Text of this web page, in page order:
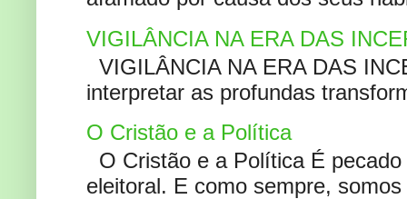
VIGILÂNCIA NA ERA DAS
VIGILÂNCIA NA ERA DAS
interpretar as profundas
O Cristão e a Política
O Cristão e a Política É
eleitoral. E como sempre,